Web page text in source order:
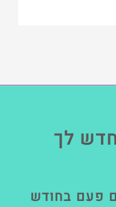
לך
פעם בחודש